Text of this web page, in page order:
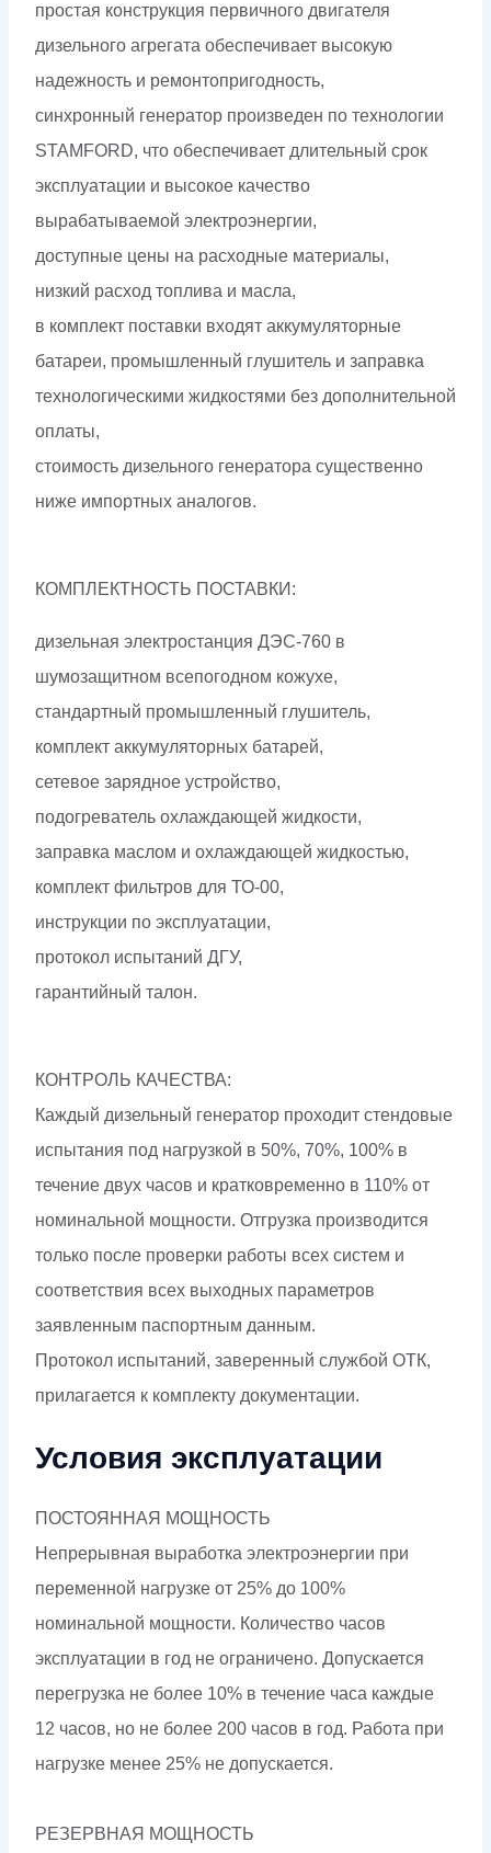
простая конструкция первичного двигателя
дизельного агрегата обеспечивает высокую
надежность и ремонтопригодность,
синхронный генератор произведен по технологии
STAMFORD, что обеспечивает длительный срок
эксплуатации и высокое качество
вырабатываемой электроэнергии,
доступные цены на расходные материалы,
низкий расход топлива и масла,
в комплект поставки входят аккумуляторные
батареи, промышленный глушитель и заправка
технологическими жидкостями без дополнительной
оплаты,
стоимость дизельного генератора существенно
ниже импортных аналогов.
КОМПЛЕКТНОСТЬ ПОСТАВКИ:
дизельная электростанция ДЭС-760 в
шумозащитном всепогодном кожухе,
стандартный промышленный глушитель,
комплект аккумуляторных батарей,
сетевое зарядное устройство,
подогреватель охлаждающей жидкости,
заправка маслом и охлаждающей жидкостью,
комплект фильтров для ТО-00,
инструкции по эксплуатации,
протокол испытаний ДГУ,
гарантийный талон.
КОНТРОЛЬ КАЧЕСТВА:
Каждый дизельный генератор проходит стендовые
испытания под нагрузкой в 50%, 70%, 100% в
течение двух часов и кратковременно в 110% от
номинальной мощности. Отгрузка производится
только после проверки работы всех систем и
соответствия всех выходных параметров
заявленным паспортным данным.
Протокол испытаний, заверенный службой ОТК,
прилагается к комплекту документации.
Условия эксплуатации
ПОСТОЯННАЯ МОЩНОСТЬ
Непрерывная выработка электроэнергии при
переменной нагрузке от 25% до 100%
номинальной мощности. Количество часов
эксплуатации в год не ограничено. Допускается
перегрузка не более 10% в течение часа каждые
12 часов, но не более 200 часов в год. Работа при
нагрузке менее 25% не допускается.
РЕЗЕРВНАЯ МОЩНОСТЬ